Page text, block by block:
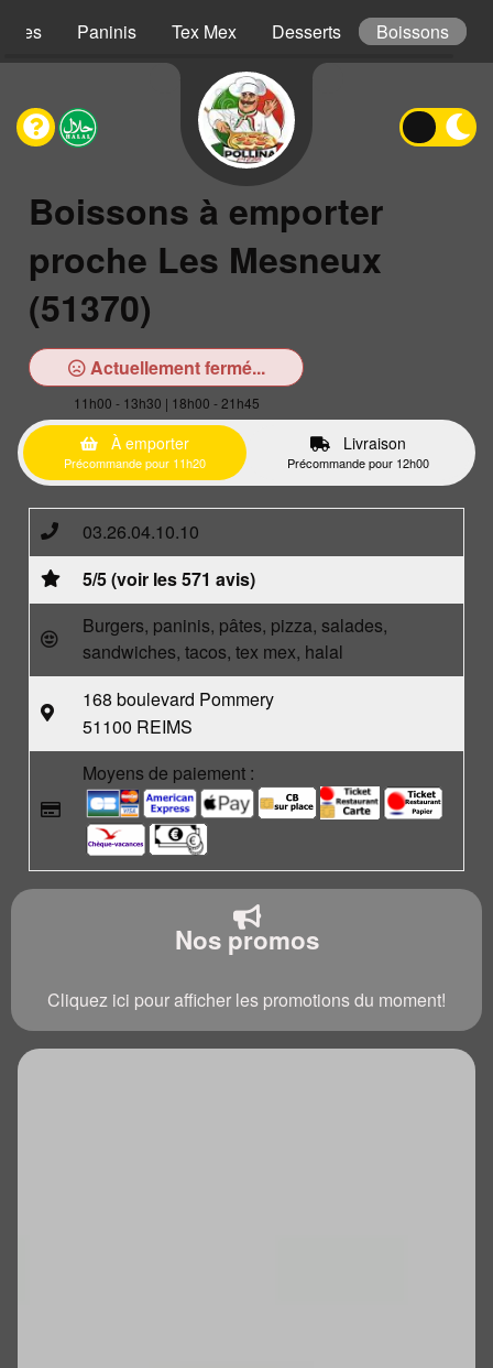
Paninis Tex Mex Desserts Boissons
Boissons à emporter
proche Les Mesneux
(51370)
Actuellement fermé...
11h00 - 13h30 | 18h00 - 21h45
À emporter
Précommande pour 11h20
Livraison
Précommande pour 12h00
03.26.04.10.10
5/5 (voir les 571 avis)
Burgers, paninis, pâtes, pizza, salades,
sandwiches, tacos, tex mex, halal
168 boulevard Pommery
51100 REIMS
Moyens de paiement :
Nos promos
Cliquez ici pour afficher les promotions du moment!